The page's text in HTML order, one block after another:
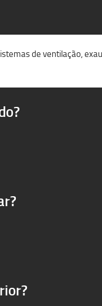
de ventilação,